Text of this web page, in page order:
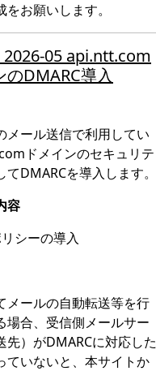
をお願いします。
2026-05 api.ntt.com
のDMARC導入
メール送信で利用してい
ドメインのセキュリテ
てDMARCを導入します。
容
シーの導入
メールの自動転送等を行
場合、受信側メールサー
先）がDMARCに対応した
ていないと、本サイトか